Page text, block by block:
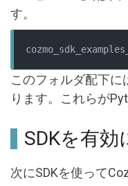
す。
このフォルダ配下に
ります。これらが
SDKを有効
次にSDKを使って